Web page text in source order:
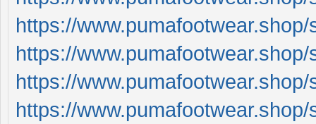
https://
https://
https://
https://